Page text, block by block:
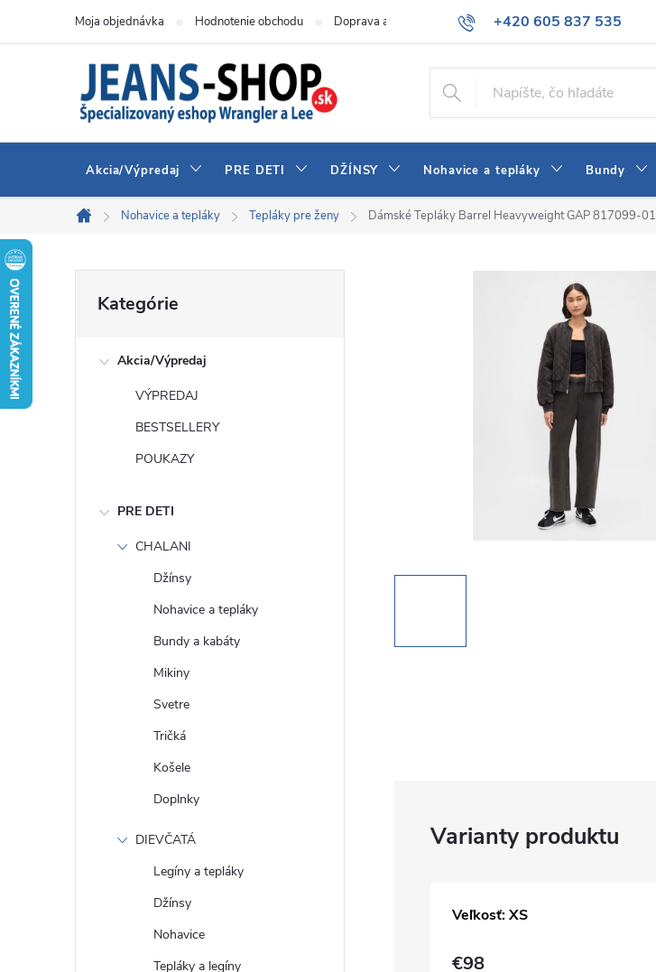
+420 605 837 535
info@jeans-shop.sk
Moja objednávka Hodnotenie obchodu Doprava a platba Všeobecné obchodné podmienky
Akcia/Výpredaj PRE DETI DŽÍNSY Nohavice a tepláky Bundy
Domov
Nohavice a tepláky Tepláky pre ženy Dámské Tepláky Barrel Heavyweight GAP 817099-01
kategórie
Kategórie
Akcia/Výpredaj
VÝPREDAJ
BESTSELLERY
POUKAZY
PRE DETI
CHALANI
Džínsy
Nohavice a tepláky
Bundy a kabáty
Mikiny
Svetre
Tričká
Košele
Doplnky
DIEVČATÁ
Legíny a tepláky
Džínsy
Nohavice
Tepláky a legíny
Veľkosť: XS
€98